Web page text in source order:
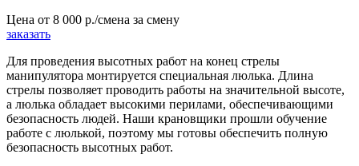
Цена от 8 000 р./смена за смену
заказать
Для проведения высотных работ на конец стрелы
манипулятора монтируется специальная люлька. Длина
стрелы позволяет проводить работы на значительной высоте,
а люлька обладает высокими перилами, обеспечивающими
безопасность людей. Наши крановщики прошли обучение
работе с люлькой, поэтому мы готовы обеспечить полную
безопасность высотных работ.